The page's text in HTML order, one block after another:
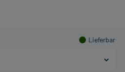
Lieferbar